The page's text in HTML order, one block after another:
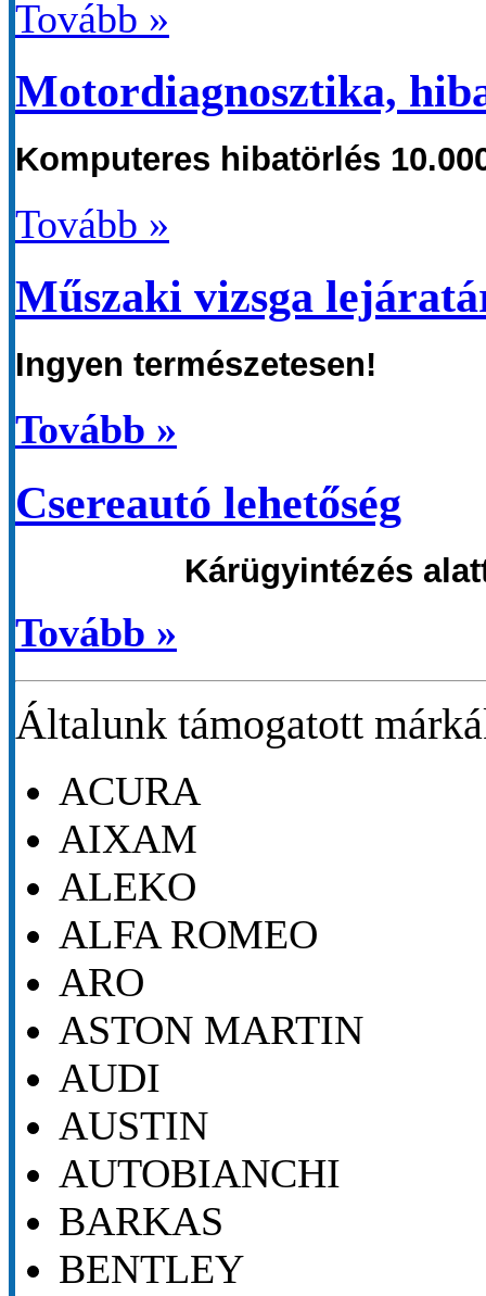
Tovább »
Motordiagnosztika,
Komputeres hibatörlés
Tovább »
Műszaki vizsga
Ingyen természetesen!
Tovább »
Csereautó lehetőség
Kárügyintézés
Tovább »
Általunk támogatott
ACURA
AIXAM
ALEKO
ALFA ROMEO
ARO
ASTON MARTIN
AUDI
AUSTIN
AUTOBIANCHI
BARKAS
BENTLEY